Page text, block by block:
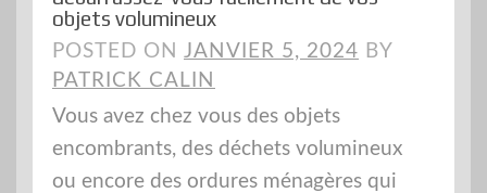
objets volumineux
POSTED ON JANVIER 5, 2024 BY
PATRICK CALIN
Vous avez chez vous des objets
encombrants, des déchets volumineux
ou encore des ordures ménagères qui